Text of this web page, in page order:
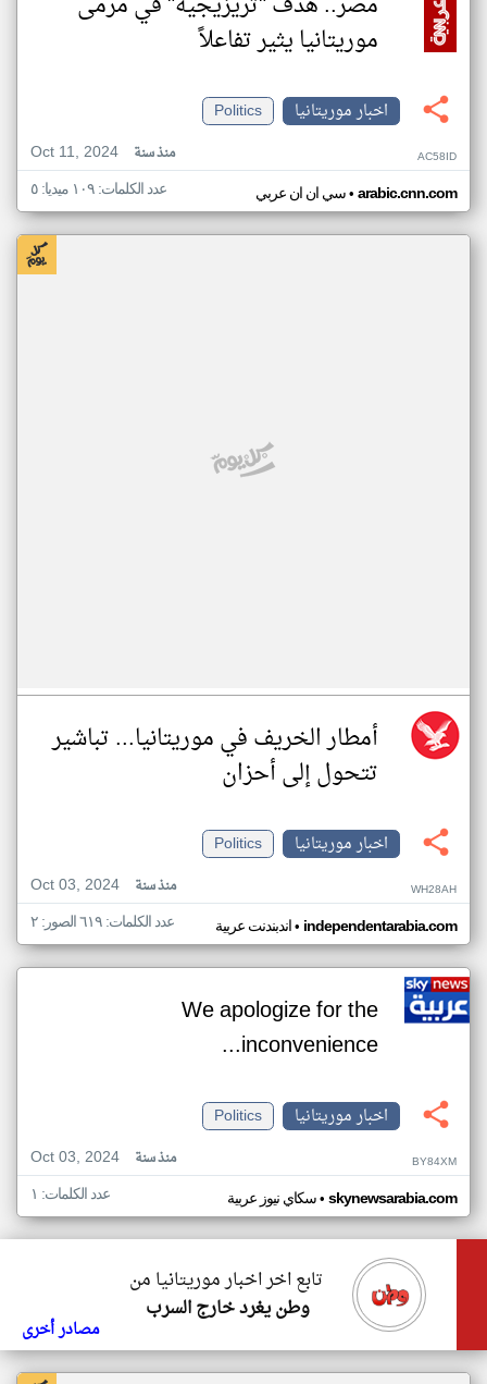
موريتانيا يثير تفاعلاً
اخبار موريتانيا
Politics
Oct 11, 2024
منذ سنة AC58ID
سي ان ان عربي• arabic.cnn.com عدد الكلمات: ١٠٩ ميديا: ٥
أمطار الخريف في موريتانيا... تباشير
تتحول إلى أحزان
اخبار موريتانيا
Politics
Oct 03, 2024
منذ سنة WH28AH
اندبندنت عربية• independentarabia.com عدد الكلمات: ٦١٩ الصور: ٢
We apologize for the
inconvenience...
اخبار موريتانيا
Politics
Oct 03, 2024
منذ سنة BY84XM
سكاي نيوز عربية• skynewsarabia.com عدد الكلمات: ١
تابع اخر اخبار موريتانيا من
وطن يغرد خارج السرب
مصادر أخرى